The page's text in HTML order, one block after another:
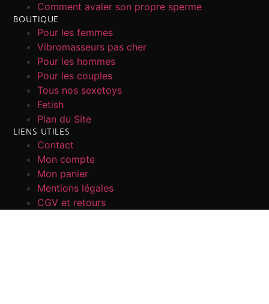
Comment avaler son propre sperme
BOUTIQUE
Pour les femmes
Vibromasseurs pas cher
Pour les hommes
Pour les couples
Tous nos sexetoys
Fetish
Plan du Site
LIENS UTILES
Contact
Mon compte
Mon panier
Mentions légales
CGV et retours